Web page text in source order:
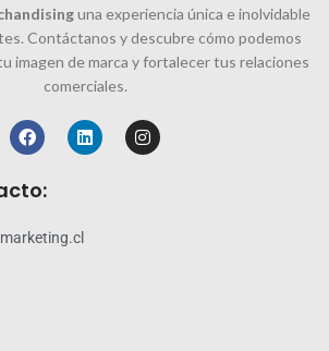
una experiencia única e inolvidable
Contáctanos y descubre cómo podemos
imagen de marca y fortalecer tus relaciones
comerciales.